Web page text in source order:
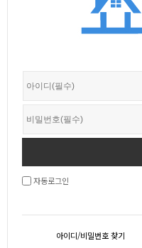
자동로그인
아이디/비밀번호 찾기